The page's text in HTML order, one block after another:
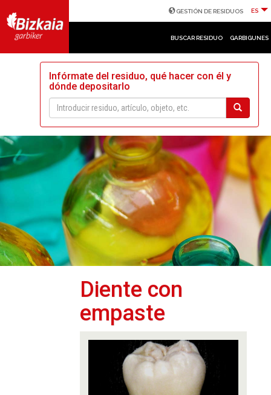
GESTIÓN DE RESIDUOS ES
BUSCAR RESIDUO GARBIGUNES
Infórmate del residuo, qué hacer con él y
dónde depositarlo
Diente con
empaste